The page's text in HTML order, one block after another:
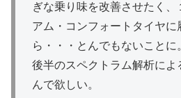
ぎな乗り味を改善させたく、
アム・コンフォートタイヤに
ら・・・とんでもないことに
後半のスペクトラム解析によ
んで欲しい。